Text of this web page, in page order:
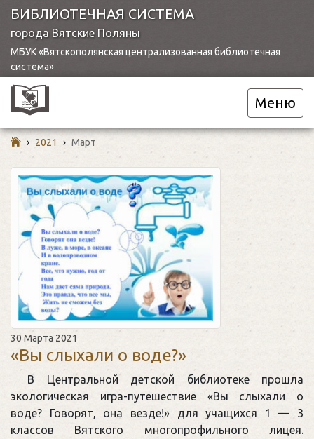
БИБЛИОТЕЧНАЯ СИСТЕМА
города Вятские Поляны
МБУК «Вятскополянская централизованная библиотечная
система»
Меню
› 2021 › Март
30 Марта 2021
«Вы слыхали о воде?»
В Центральной детской библиотеке прошла
экологическая игра-путешествие «Вы слыхали о
воде? Говорят, она везде!» для учащихся 1 — 3
классов Вятского многопрофильного лицея.